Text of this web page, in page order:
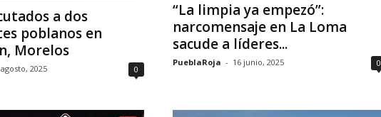
a dos
poblanos en
Morelos
2025 0
“La limpia ya empezó”:
narcomensaje en La Loma
sacude a líderes...
PueblaRoja - 16 junio, 2025 0